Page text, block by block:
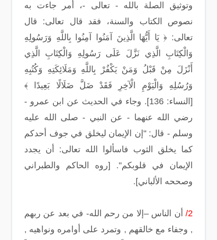
وتوثيق الصلة بالله - تعالى -، أمر جاءت به
نصوص الكتاب والسنة، فقد قال تعالى: قال
تعالى: ﴿ يَا أَيُّهَا الَّذِينَ آمَنُوا آمِنُوا بِاللَّهِ وَرَسُولِهِ
وَالْكِتَابِ الَّذِي نَزَّلَ عَلَى رَسُولِهِ وَالْكِتَابِ الَّذِي
أَنْزَلَ مِنْ قَبْلُ وَمَنْ يَكْفُرْ بِاللَّهِ وَمَلَائِكَتِهِ وَكُتُبِهِ
وَرُسُلِهِ وَالْيَوْمِ الْآخِرِ فَقَدْ ضَلَّ ضَلَالًا بَعِيدًا ﴾
[النساء: 136]. وجاء في الحديث عن ابن عمرو -
رضي الله عنهما - عن النبي - صلى الله عليه
وسلم - قال: "إن الإيمان ليخلق في جوف أحدكم
كما يخلق الثوب فاسألوا الله تعالى: أن يجدد
الإيمان في قلوبكم". [روه الحاكم والطبراني
وصححه الألباني].
2/
أن الناس –إلا من رحم الله- في بعد عن ربهم
, وجفاء مع خالقهم , وتمرد على أوامره ونواهيه ,